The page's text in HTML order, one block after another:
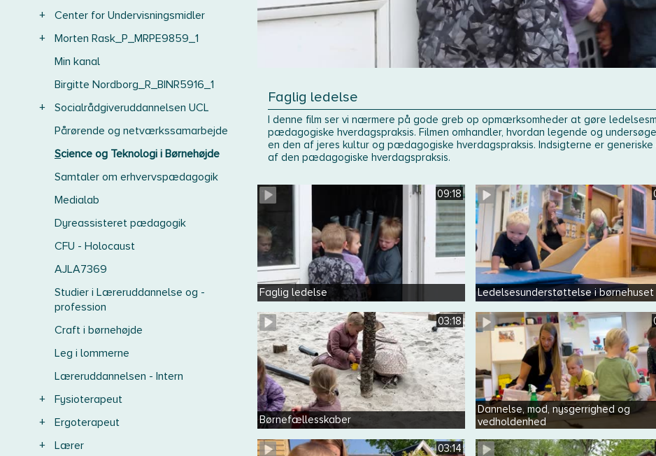
+
Center for Undervisningsmidler
+
Morten Rask_P_MRPE9859_1
Min kanal
Birgitte Nordborg_R_BINR5916_1
+
Socialrådgiveruddannelsen UCL
Pårørende og netværkssamarbejde
Science og Teknologi i Børnehøjde
Samtaler om erhvervspædagogik
Medialab
Dyreassisteret pædagogik
CFU - Holocaust
AJLA7369
Studier i Læreruddannelse og -
profession
Craft i børnehøjde
Leg i lommerne
Læreruddannelsen - Intern
+
Fysioterapeut
+
Ergoterapeut
+
Lærer
Faglig ledelse
I denne film ser vi nærmere på gode greb op opmærksomheder at gøre
pædagogiske hverdagspraksis. Filmen omhandler, hvordan legende og
en den af jeres kultur og pædagogiske hverdagspraksis. Indsigterne er
af den pædagogiske hverdagspraksis.
09:18
Faglig ledelse Ledelsesunderstøttelse i børnehuset
03:18
Børnefællesskaber
Dannelse, mod, nysgerrighed og
vedholdenhed
03:14